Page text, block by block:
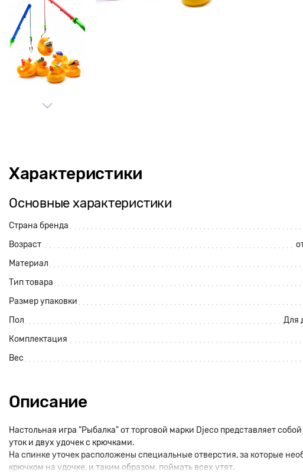
Характеристики
Основные характеристики
Страна бренда
Возраст
Материал
Тип товара
Размер упаковки
Пол
Для
Комплектация
Вес
Описание
Настольная игра "Рыбалка" от торговой марки Djeco представляет
уток и двух удочек с крючками.
На спинке уточек расположены специальные отверстия, за которые
крючком на удочке, и таким образом, поймать всех утят.